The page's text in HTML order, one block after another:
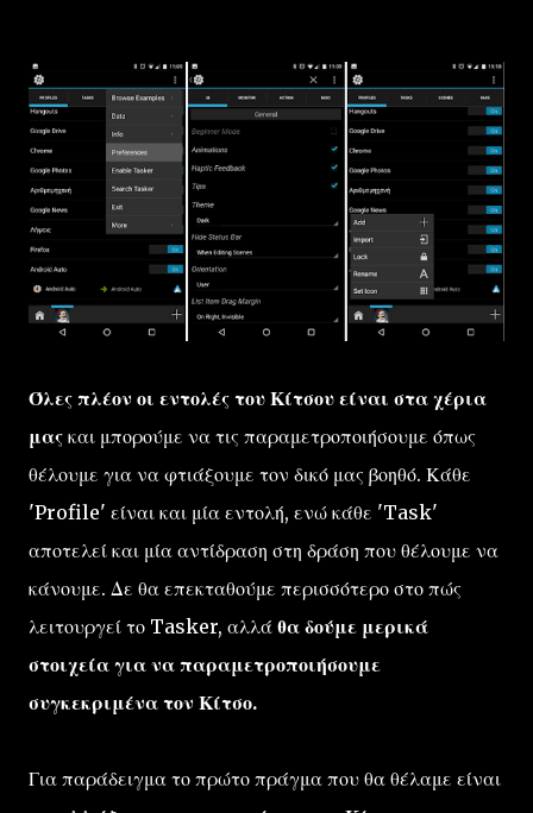
Όλες πλέον οι εντολές του Κίτσου είναι στα χέρια
μας και μπορούμε να τις παραμετροποιήσουμε όπως
θέλουμε για να φτιάξουμε τον δικό μας βοηθό. Κάθε
'Profile' είναι και μία εντολή, ενώ κάθε 'Task'
αποτελεί και μία αντίδραση στη δράση που θέλουμε να
κάνουμε. Δε θα επεκταθούμε περισσότερο στο πώς
λειτουργεί το Tasker, αλλά θα δούμε μερικά
στοιχεία για να παραμετροποιήσουμε
συγκεκριμένα τον Κίτσο.
Για παράδειγμα το πρώτο πράγμα που θα θέλαμε είναι